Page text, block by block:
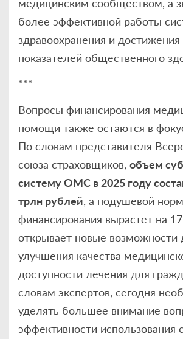
медицинским сообществом, а
более эффективной работы
здравоохранения и
показателей общественного
***
Вопросы финансирования
помощи также остаются в
По словам представителя
союза страховщиков, объем
систему ОМС в 2025 году
трлн рублей, а подушевой
финансирования вырастет на
открывает новые возможности
улучшения качества
доступности лечения для
словам экспертов, сегодня
уделять большее внимание
эффективности